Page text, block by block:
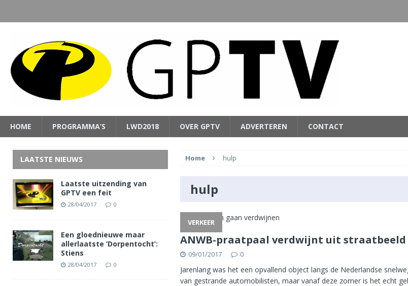
HOME PROGRAMMA’S LWD2018 OVER GPTV ADVERTEREN CONTACT
Home hulp
hulp
VERKEER
ANWB-praatpaal verdwijnt uit straatbeeld
09/01/2017 0
Jarenlang was het een opvallend object langs de Nederlandse
van gestrande automobilisten, maar vanaf deze zomer is het echt
LAATSTE NIEUWS
Laatste uitzending van
GPTV een feit
28/04/2017 0
Een gloednieuwe maar
allerlaatste ‘Dorpentocht’:
Stiens
28/04/2017 0